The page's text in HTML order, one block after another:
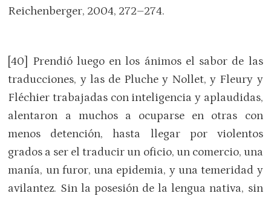
Reichenberger, 2004, 272–274.
[40] Prendió luego en los ánimos el sabor de las
traducciones, y las de Pluche y Nollet, y Fleury y
Fléchier trabajadas con inteligencia y aplaudidas,
alentaron a muchos a ocuparse en otras con
menos detención, hasta llegar por violentos
grados a ser el traducir un oficio, un comercio, una
manía, un furor, una epidemia, y una temeridad y
avilantez. Sin la posesión de la lengua nativa, sin